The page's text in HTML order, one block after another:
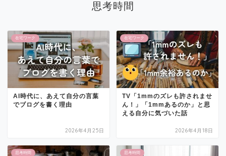
思考時間
在宅ワーク
AI時代に、あえて自分の言葉
でブログを書く理由
2026年4月25日
在宅ワーク
TV「1mmのズレも許されませ
ん！」「1mmあるのか」と思
える自分に気づいた話
2026年4月18日
思考時間 思考時間